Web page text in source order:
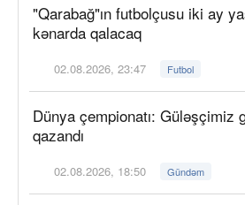
"Qarabağ"ın futbolçusu iki ay
kənarda qalacaq
02.08.2026, 23:47 Futbol
Dünya çempionatı: Güləşçimiz
qazandı
02.08.2026, 18:50 Gündəm